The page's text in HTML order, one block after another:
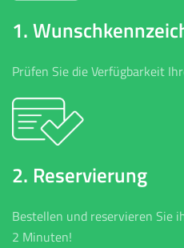
1.
Prüfen Sie die Verfügbarkeit
2. Reservierung
Bestellen und reservieren Sie
2 Minuten!